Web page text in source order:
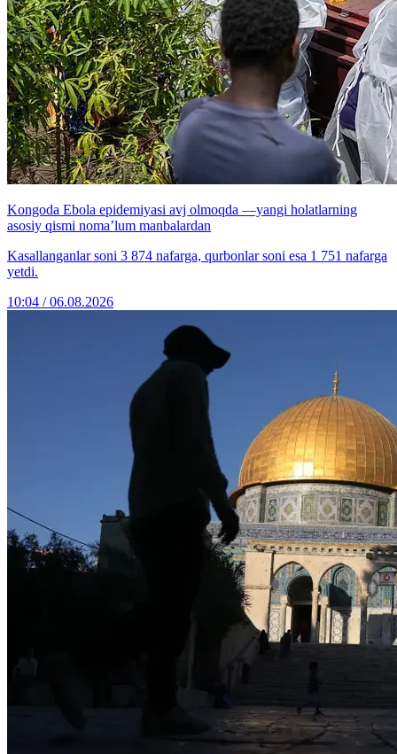
Kongoda Ebola epidemiyasi avj olmoqda —yangi holatlarning
asosiy qismi noma’lum manbalardan
Kasallanganlar soni 3 874 nafarga, qurbonlar soni esa 1 751 nafarga
yetdi.
10:04 / 06.08.2026